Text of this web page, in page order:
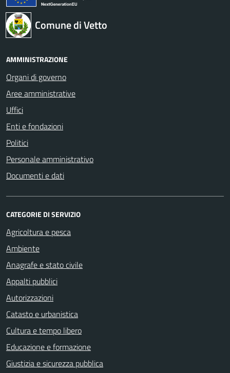
Comune di Vetto
AMMINISTRAZIONE
Organi di governo
Aree amministrative
Uffici
Enti e fondazioni
Politici
Personale amministrativo
Documenti e dati
CATEGORIE DI SERVIZIO
Agricoltura e pesca
Ambiente
Anagrafe e stato civile
Appalti pubblici
Autorizzazioni
Catasto e urbanistica
Cultura e tempo libero
Educazione e formazione
Giustizia e sicurezza pubblica